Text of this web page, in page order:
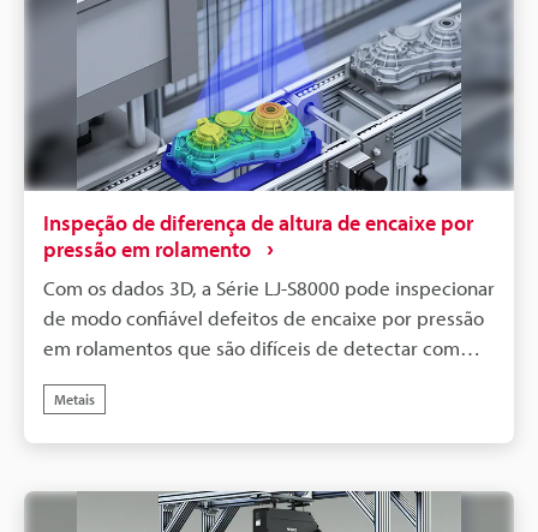
Inspeção de diferença de altura de encaixe por
pressão em rolamento
Com os dados 3D, a Série LJ-S8000 pode inspecionar
de modo confiável defeitos de encaixe por pressão
em rolamentos que são difíceis de detectar com
campo, ela pode lidar com peças com altura variada
sem necessitar de reequipamento.
Metais